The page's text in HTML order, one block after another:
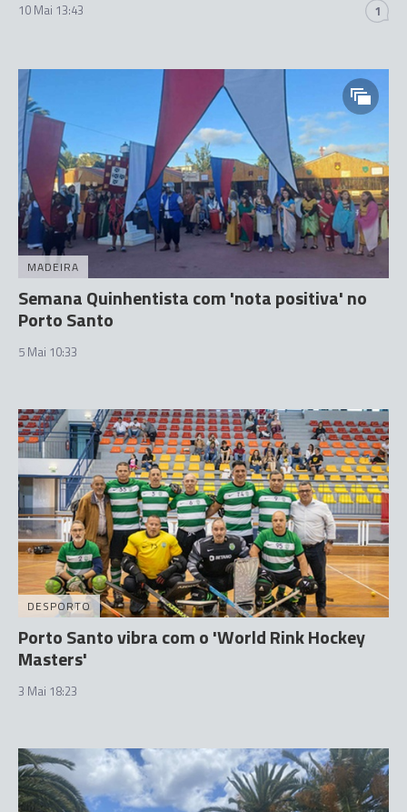
10 Mai 13:43 1
MADEIRA
Semana Quinhentista com 'nota positiva' no
Porto Santo
5 Mai 10:33
DESPORTO
Porto Santo vibra com o 'World Rink Hockey
Masters'
3 Mai 18:23